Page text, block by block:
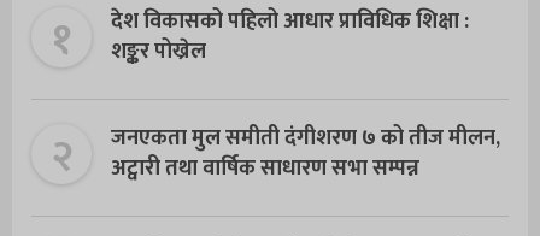
१
देश विकासको पहिलो आधार प्राविधिक शिक्षा :
शङ्कर पोख्रेल
२
जनएकता मुल समीती दंगीशरण ७ को तीज मीलन,
अट्वारी तथा वार्षिक साधारण सभा सम्पन्न